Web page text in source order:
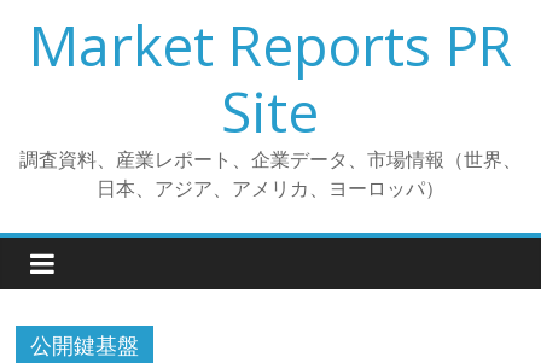
プ
Market Reports PR
Site
調査資料、産業レポート、企業データ、市場情報（世界、
日本、アジア、アメリカ、ヨーロッパ）
公開鍵基盤